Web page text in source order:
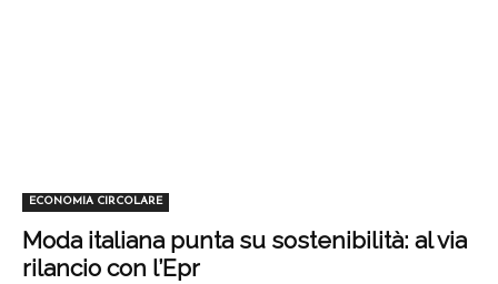
ECONOMIA CIRCOLARE
Moda italiana punta su sostenibilità: al via
rilancio con l’Epr